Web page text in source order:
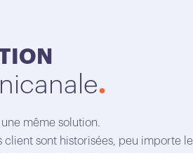
une même solution.
client sont historisées, peu importe le